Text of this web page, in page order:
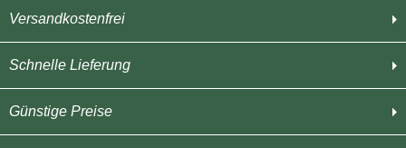
Versandkostenfrei
Schnelle Lieferung
Günstige Preise